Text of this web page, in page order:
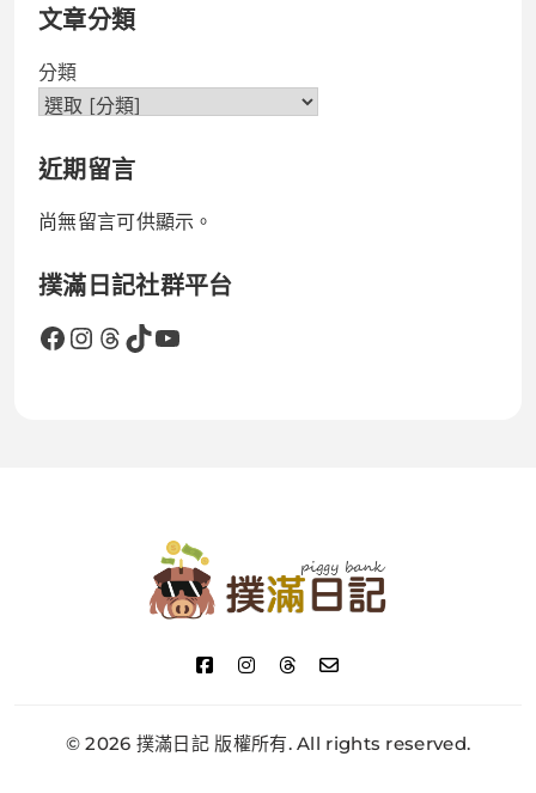
文章分類
分類
近期留言
尚無留言可供顯示。
撲滿日記社群平台
Facebook
Instagram
Threads
TikTok
YouTube
撲滿日記
© 2026 撲滿日記 版權所有. All rights reserved.